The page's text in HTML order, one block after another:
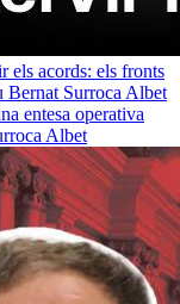
els acords: els fronts
Bernat Surroca Albet
entesa operativa
Albet